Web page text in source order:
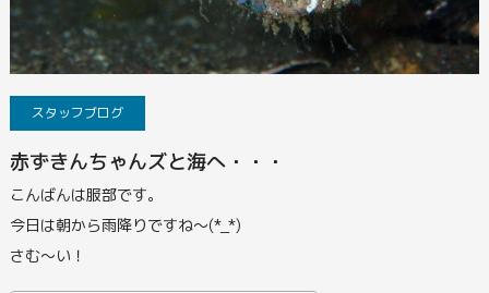
スタッフブログ
赤ずきんちゃんズと海へ・・・
こんばんは服部です。
今日は朝から雨降りですね～(*_*)
さむ～い！